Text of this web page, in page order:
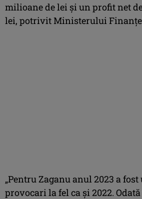
milioane de lei și un profit net
lei, potrivit Ministerului
„Pentru Zaganu anul 2023 a
provocari la fel ca și 2022.